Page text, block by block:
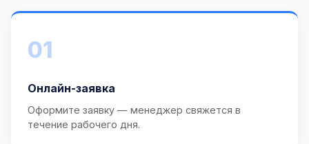
01
Онлайн-заявка
Оформите заявку — менеджер свяжется в
течение рабочего дня.